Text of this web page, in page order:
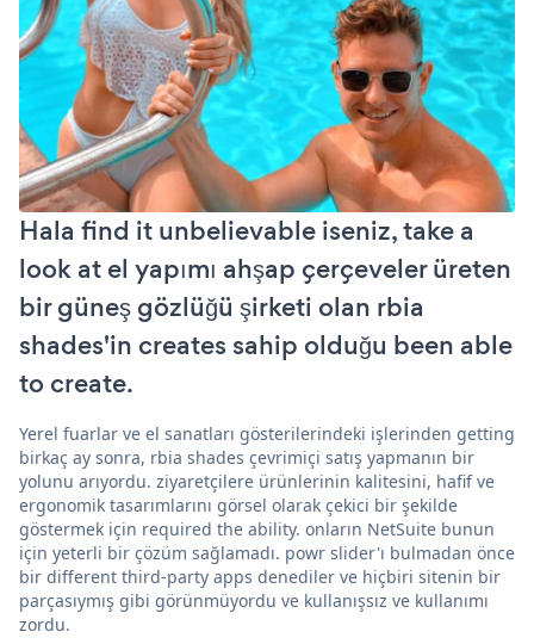
Hala find it unbelievable iseniz, take a
look at el yapımı ahşap çerçeveler üreten
bir güneş gözlüğü şirketi olan rbia
shades'in creates sahip olduğu been able
to create.
Yerel fuarlar ve el sanatları gösterilerindeki işlerinden getting
birkaç ay sonra, rbia shades çevrimiçi satış yapmanın bir
yolunu arıyordu. ziyaretçilere ürünlerinin kalitesini, hafif ve
ergonomik tasarımlarını görsel olarak çekici bir şekilde
göstermek için required the ability. onların NetSuite bunun
için yeterli bir çözüm sağlamadı. powr slider'ı bulmadan önce
bir different third-party apps denediler ve hiçbiri sitenin bir
parçasıymış gibi görünmüyordu ve kullanışsız ve kullanımı
zordu.